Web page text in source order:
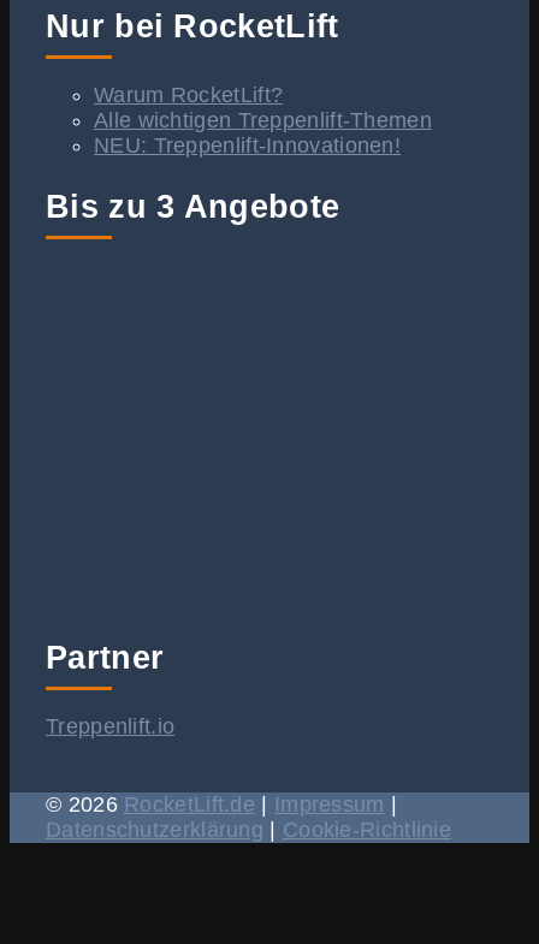
Nur bei RocketLift
Warum RocketLift?
Alle wichtigen Treppenlift-Themen
NEU: Treppenlift-Innovationen!
Bis zu 3 Angebote
Partner
Treppenlift.io
© 2026 RocketLift.de Impressum
Datenschutzerklärung
Cookie-Richtlinie